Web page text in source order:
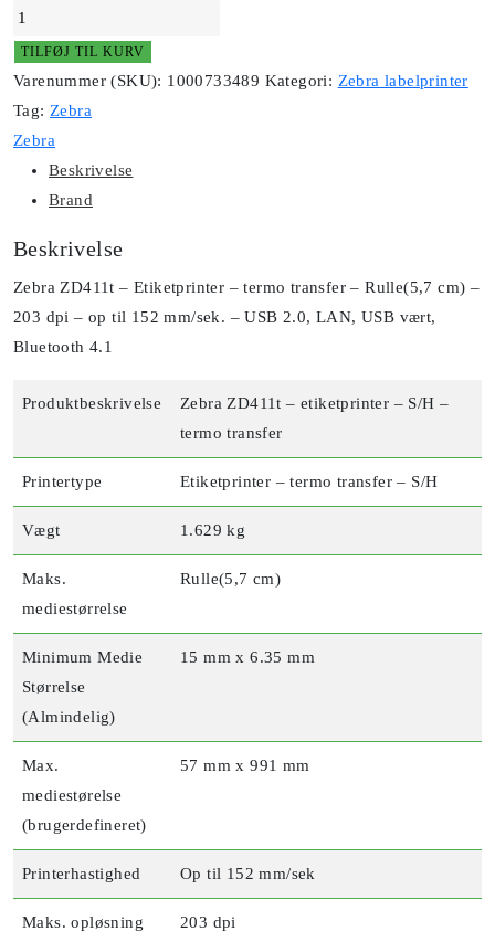
Zebra
ZD411t
Termo
transfer
antal
TILFØJ TIL KURV
Varenummer (SKU): 1000733489 Kategori: Zebra labelprinter
Tag: Zebra
Zebra
Beskrivelse
Brand
Beskrivelse
Zebra ZD411t – Etiketprinter – termo transfer – Rulle(5,7 cm) –
203 dpi – op til 152 mm/sek. – USB 2.0, LAN, USB vært,
Bluetooth 4.1
Produktbeskrivelse
Zebra ZD411t – etiketprinter – S/H –
termo transfer
Printertype Etiketprinter – termo transfer – S/H
Vægt 1.629 kg
Maks.
mediestørrelse
Rulle(5,7 cm)
Minimum Medie
Størrelse
(Almindelig)
15 mm x 6.35 mm
Max.
mediestørelse
(brugerdefineret)
57 mm x 991 mm
Printerhastighed Op til 152 mm/sek
Maks. opløsning 203 dpi